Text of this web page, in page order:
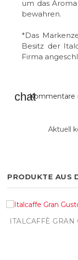
um das
bewahren.
*Das
Besitz der
Firma
Kommentare
Aktuell
PRODUKTE AUS
ITALCAFFÈ GRAN